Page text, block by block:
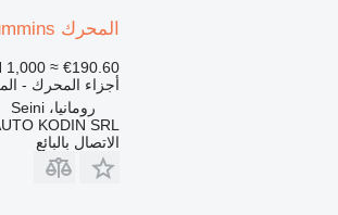
المحرك Cummins لـ لودر حفار Case 880 SK
1,000 ≈ €190.60
أجزاء المحرك -
رومانيا، Seini
KODIN SRL
الاتصال بالبائع